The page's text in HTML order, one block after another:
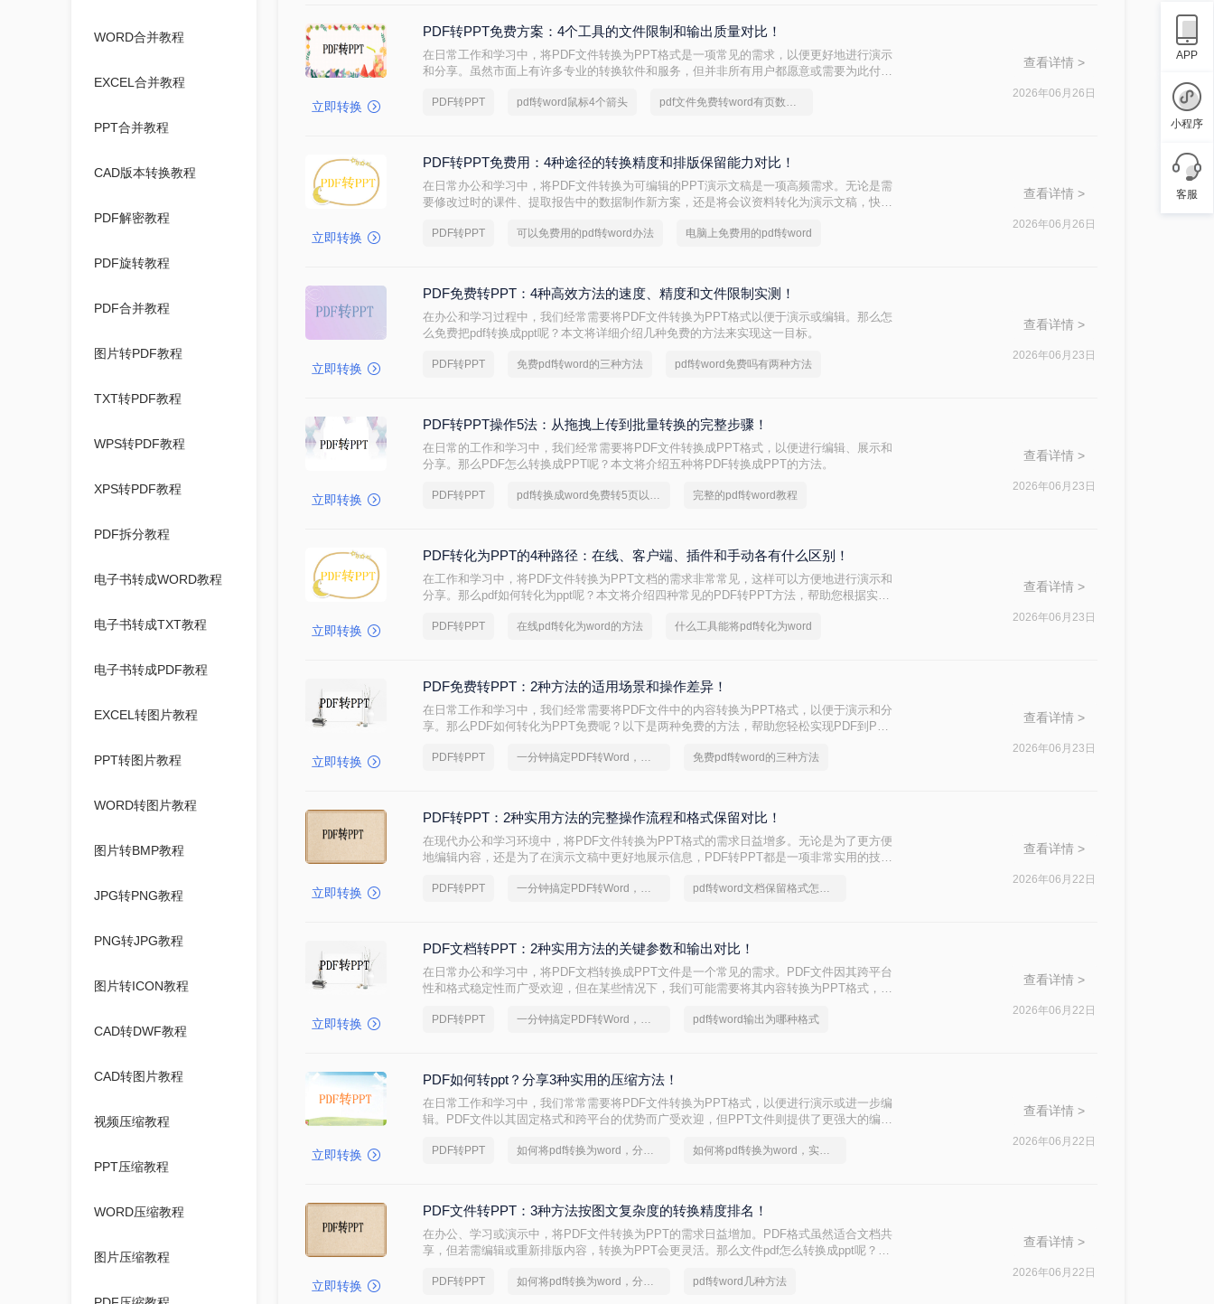
WORD合并教程
EXCEL合并教程
PPT合并教程
CAD版本转换教程
PDF解密教程
PDF旋转教程
PDF合并教程
图片转PDF教程
TXT转PDF教程
WPS转PDF教程
XPS转PDF教程
PDF拆分教程
电子书转成WORD教程
电子书转成TXT教程
电子书转成PDF教程
EXCEL转图片教程
PPT转图片教程
WORD转图片教程
图片转BMP教程
JPG转PNG教程
PNG转JPG教程
图片转ICON教程
CAD转DWF教程
CAD转图片教程
视频压缩教程
PPT压缩教程
WORD压缩教程
图片压缩教程
立即转换
PDF转PPT免费方案：4个工具的文件限制和输出质量对比！
在日常工作和学习中，将PDF文件转换为PPT格式是一项常见的需求，以便更好地进行演示
和分享。虽然市面上有许多专业的转换软件和服务，但并非所有用户都愿意或需要为此付
轻松实现格式转换。
PDF转PPT pdf转word鼠标4个箭头 pdf文件免费转word有页数限制
查看详情 >
2026年06月26日
立即转换
PDF转PPT免费用：4种途径的转换精度和排版保留能力对比！
在日常办公和学习中，将PDF文件转换为可编辑的PPT演示文稿是一项高频需求。无论是需
要修改过时的课件、提取报告中的数据制作新方案，还是将会议资料转化为演示文稿，快速
PDF转PPT 可以免费用的pdf转word办法 电脑上免费用的pdf转word
查看详情 >
2026年06月26日
立即转换
PDF免费转PPT：4种高效方法的速度、精度和文件限制实测！
在办公和学习过程中，我们经常需要将PDF文件转换为PPT格式以便于演示或编辑。那么怎
么免费把pdf转换成ppt呢？本文将详细介绍几种免费的方法来实现这一目标。
PDF转PPT 免费pdf转word的三种方法 pdf转word免费吗有两种方法
查看详情 >
2026年06月23日
立即转换
PDF转PPT操作5法：从拖拽上传到批量转换的完整步骤！
在日常的工作和学习中，我们经常需要将PDF文件转换成PPT格式，以便进行编辑、展示和
分享。那么PDF怎么转换成PPT呢？本文将介绍五种将PDF转换成PPT的方法。
PDF转PPT pdf转换成word免费转5页以上的 完整的pdf转word教程
查看详情 >
2026年06月23日
立即转换
PDF转化为PPT的4种路径：在线、客户端、插件和手动各有什么区别！
在工作和学习中，将PDF文件转换为PPT文档的需求非常常见，这样可以方便地进行演示和
分享。那么pdf如何转化为ppt呢？本文将介绍四种常见的PDF转PPT方法，帮助您根据实际
PDF转PPT 在线pdf转化为word的方法 什么工具能将pdf转化为word
查看详情 >
2026年06月23日
立即转换
PDF免费转PPT：2种方法的适用场景和操作差异！
在日常工作和学习中，我们经常需要将PDF文件中的内容转换为PPT格式，以便于演示和分
享。那么PDF如何转化为PPT免费呢？以下是两种免费的方法，帮助您轻松实现PDF到PPT
PDF转PPT 一分钟搞定PDF转Word，这2种简单方法，任意选择 免费pdf转word的三种方法
查看详情 >
2026年06月23日
立即转换
PDF转PPT：2种实用方法的完整操作流程和格式保留对比！
在现代办公和学习环境中，将PDF文件转换为PPT格式的需求日益增多。无论是为了更方便
地编辑内容，还是为了在演示文稿中更好地展示信息，PDF转PPT都是一项非常实用的技
己的需求选择最合适的方式。
PDF转PPT 一分钟搞定PDF转Word，这2种简单方法，任意选择 pdf转word文档保留格式怎么操作
查看详情 >
2026年06月22日
立即转换
PDF文档转PPT：2种实用方法的关键参数和输出对比！
在日常办公和学习中，将PDF文档转换成PPT文件是一个常见的需求。PDF文件因其跨平台
性和格式稳定性而广受欢迎，但在某些情况下，我们可能需要将其内容转换为PPT格式，以
成PPT的实用方法。
PDF转PPT 一分钟搞定PDF转Word，这2种简单方法，任意选择 pdf转word输出为哪种格式
查看详情 >
2026年06月22日
立即转换
PDF如何转ppt？分享3种实用的压缩方法！
在日常工作和学习中，我们常常需要将PDF文件转换为PPT格式，以便进行演示或进一步编
辑。PDF文件以其固定格式和跨平台的优势而广受欢迎，但PPT文件则提供了更强大的编辑
帮助您轻松完成这一任务。
PDF转PPT 如何将pdf转换为word，分享一种简单的方法 如何将pdf转换为word，实用的方法来了
查看详情 >
2026年06月22日
立即转换
PDF文件转PPT：3种方法按图文复杂度的转换精度排名！
在办公、学习或演示中，将PDF文件转换为PPT的需求日益增加。PDF格式虽然适合文档共
享，但若需编辑或重新排版内容，转换为PPT会更灵活。那么文件pdf怎么转换成ppt呢？本
PDF转PPT 如何将pdf转换为word，分享一种简单的方法 pdf转word几种方法
查看详情 >
2026年06月22日
APP
小程序
客服